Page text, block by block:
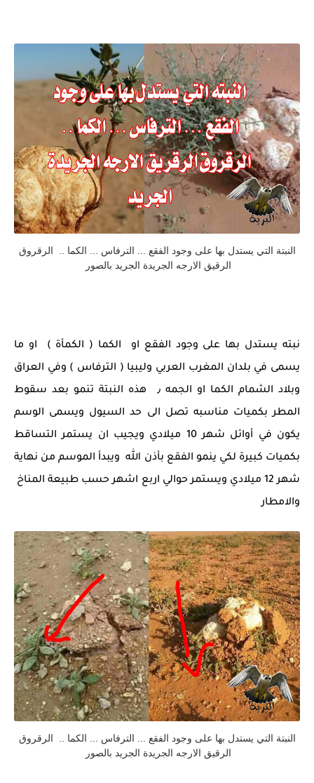
النبتة التي يستدل بها على وجود الفقع ... الترفاس ... الكما .. الرقروق
الرقيق الارجه الجريدة الجريد بالصور
نبته يستدل بها على وجود الفقع او الكما ( الكمأة ) او ما
يسمى في بلدان المغرب العربي وليبيا ( الترفاس ) وفي العراق
وبلاد الشمام الكما او الجمه ٫ هذه النبتة تنمو بعد سقوط
المطر بكميات مناسبه تصل الى حد السيول ويسمى الوسم
يكون في أوائل شهر 10 ميلادي ويجيب ان يستمر التساقط
بكميات كبيرة لكي ينمو الفقع بأذن الله ويبدأ الموسم من نهاية
شهر 12 ميلادي ويستمر حوالي اربع اشهر حسب طبيعة المناخ
والامطار
النبتة التي يستدل بها على وجود الفقع ... الترفاس ... الكما .. الرقروق
الرقيق الارجه الجريدة الجريد بالصور